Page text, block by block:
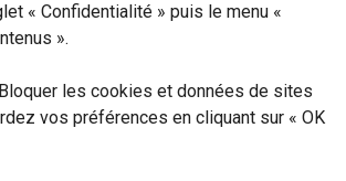
« Confidentialité » puis le menu «
».
les cookies et données de sites
vos préférences en cliquant sur « OK